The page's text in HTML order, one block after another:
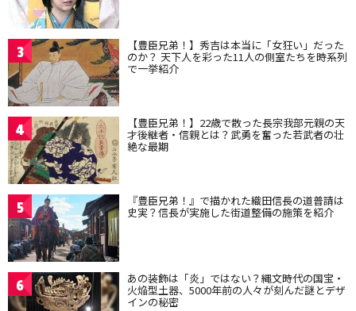
3 【豊臣兄弟！】秀吉は本当に「女狂い」だった
のか？ 天下人を彩った11人の側室たちを時系列
で一挙紹介
4 【豊臣兄弟！】22歳で散った長宗我部元親の天
才後継者・信親とは？武勇を奮った若武者の壮
絶な最期
5 『豊臣兄弟！』で描かれた織田信長の道普請は
史実？信長が実施した街道整備の施策を紹介
6 あの装飾は「炎」ではない？縄文時代の国宝・
火焔型土器、5000年前の人々が刻んだ謎とデザ
インの秘密